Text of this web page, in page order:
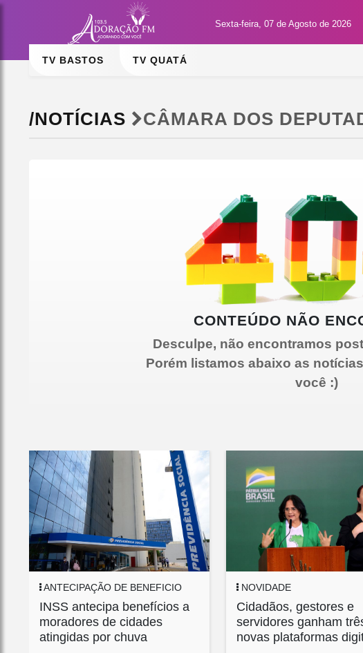
Sexta-feira, 07 de Agosto de 2026
TV BASTOS TV QUATÁ
/NOTÍCIAS CÂMARA DOS
CONTEÚDO NÃO
Desculpe, não encontramos
Porém listamos abaixo as
você :)
ANTECIPAÇÃO DE BENEFICIO
INSS antecipa benefícios a
moradores de cidades
atingidas por chuva
NOVIDADE
Cidadãos, gestores e
servidores ganham
novas plataformas